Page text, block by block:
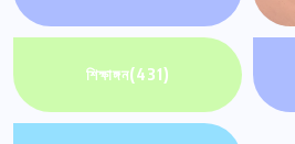
শিক্ষাঙ্গন(431)